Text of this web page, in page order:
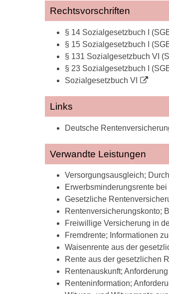
Rechtsvorschriften
§ 14 Sozialgesetzbuch I
§ 15 Sozialgesetzbuch I
§ 131 Sozialgesetzbuch VI
§ 23 Sozialgesetzbuch I
Sozialgesetzbuch VI
Links
Deutsche
Verwandte Leistungen
Versorgungsausgleich;
Erwerbsminderungsrente
Gesetzliche
Rentenversicherungskonto;
Freiwillige Versicherung in
Fremdrente; Informationen
Waisenrente aus der
Rente aus der gesetzlichen
Rentenauskunft;
Renteninformation;